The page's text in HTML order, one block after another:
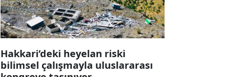
Hakkari’deki heyelan riski
bilimsel çalışmayla uluslararası